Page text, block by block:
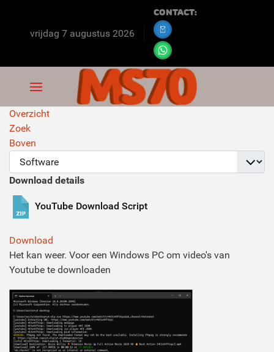
vrijdag 7 augustus 2026
Contact:
Overzicht
Zoek
Boven
Download details
YouTube Download Script
Download
Het kan weer. Voor een Windows PC om video's van
Youtube te downloaden